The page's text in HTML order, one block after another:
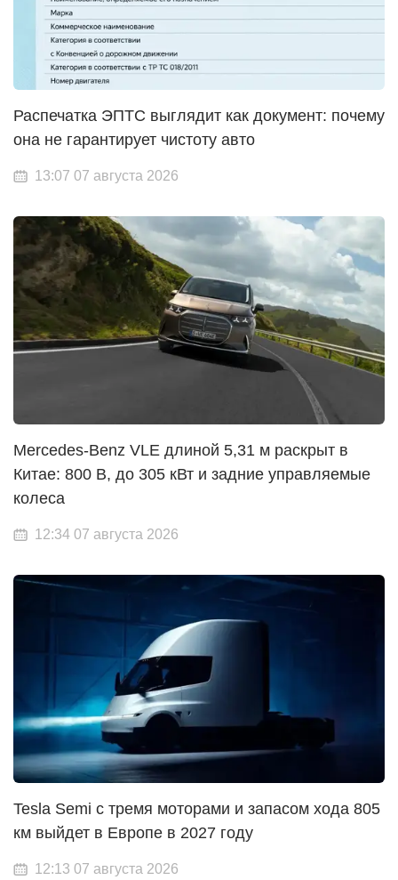
Распечатка ЭПТС выглядит как документ: почему
она не гарантирует чистоту авто
13:07 07 августа 2026
Mercedes-Benz VLE длиной 5,31 м раскрыт в
Китае: 800 В, до 305 кВт и задние управляемые
колеса
12:34 07 августа 2026
Tesla Semi с тремя моторами и запасом хода 805
км выйдет в Европе в 2027 году
12:13 07 августа 2026